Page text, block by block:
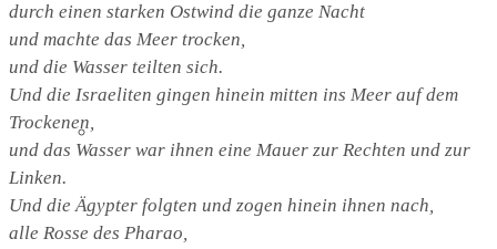
durch einen starken Ostwind die ganze Nacht
und machte das Meer trocken,
und die Wasser teilten sich.
Und die Israeliten gingen hinein mitten ins Meer auf dem
Trockenen,
und das Wasser war ihnen eine Mauer zur Rechten und zur
Linken.
Und die Ägypter folgten und zogen hinein ihnen nach,
alle Rosse des Pharao,